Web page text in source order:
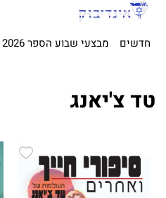
חדשים מבצעי שבוע הספר 2026
טד צ'יאנג